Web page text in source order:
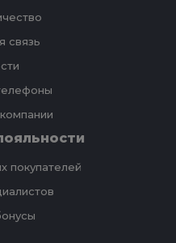
связь
покупателей